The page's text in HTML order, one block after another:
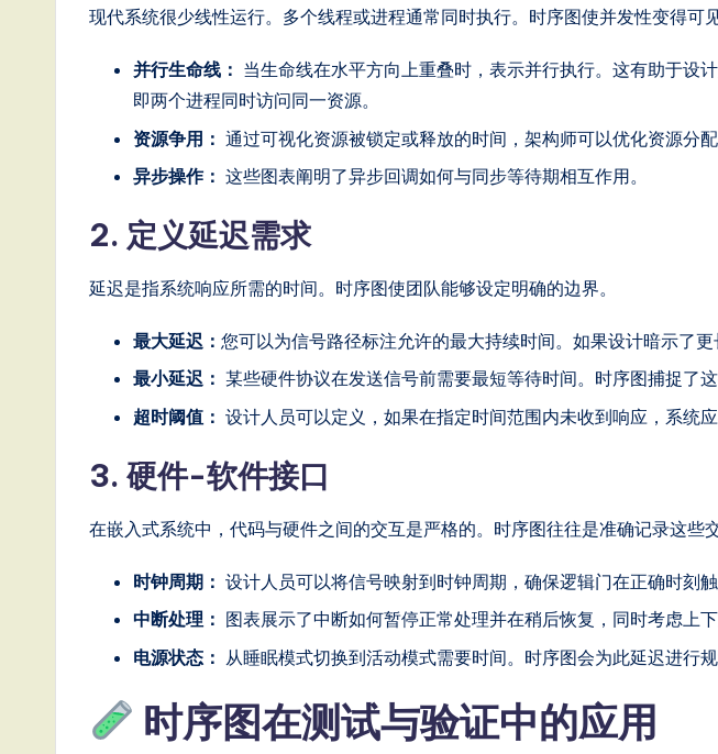
D
现代系统很少线性运行。多个线程或进程通常同时执行。时序图使并发性变得可见
并行生命线： 当生命线在水平方向上重叠时，表示并行执行。这有助于设
即两个进程同时访问同一资源。
资源争用： 通过可视化资源被锁定或释放的时间，架构师可以优化资源分配
异步操作： 这些图表阐明了异步回调如何与同步等待期相互作用。
2. 定义延迟需求
延迟是指系统响应所需的时间。时序图使团队能够设定明确的边界。
最大延迟： 您可以为信号路径标注允许的最大持续时间。如果设计暗示了更
最小延迟： 某些硬件协议在发送信号前需要最短等待时间。时序图捕捉了这
超时阈值： 设计人员可以定义，如果在指定时间范围内未收到响应，系统应
3. 硬件-软件接口
在嵌入式系统中，代码与硬件之间的交互是严格的。时序图往往是准确记录这些
时钟周期： 设计人员可以将信号映射到时钟周期，确保逻辑门在正确时刻触
中断处理： 图表展示了中断如何暂停正常处理并在稍后恢复，同时考虑上下
电源状态： 从睡眠模式切换到活动模式需要时间。时序图会为此延迟进行
时序图在测试与验证中的应用